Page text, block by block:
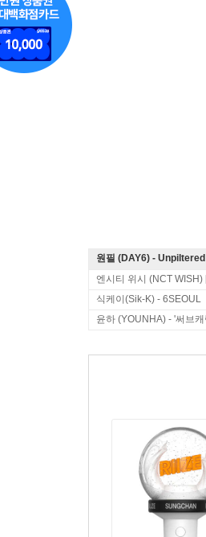
원필 (DAY6) - Unpiltered
식케이(Sik-K) - 6SEOUL
윤하 (YOUNHA) - '써브